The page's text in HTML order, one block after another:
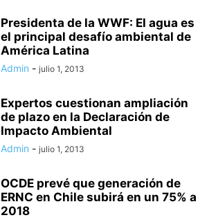
Presidenta de la WWF: El agua es
el principal desafío ambiental de
América Latina
Admin - julio 1, 2013
Expertos cuestionan ampliación
de plazo en la Declaración de
Impacto Ambiental
Admin - julio 1, 2013
OCDE prevé que generación de
ERNC en Chile subirá en un 75% a
2018